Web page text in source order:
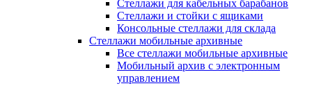
Стеллажи для кабельных барабанов
Стеллажи и стойки с ящиками
Консольные стеллажи для склада
Стеллажи мобильные архивные
Все стеллажи мобильные архивные
Мобильный архив с электронным
управлением